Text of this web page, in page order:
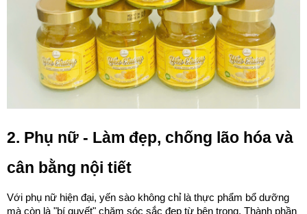
2. Phụ nữ - Làm đẹp, chống lão hóa và
cân bằng nội tiết
Với phụ nữ hiện đại, yến sào không chỉ là thực phẩm bổ dưỡng
mà còn là "bí quyết" chăm sóc sắc đẹp từ bên trong. Thành phần